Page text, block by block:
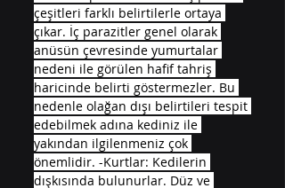
çeşitleri farklı belirtilerle ortaya
çıkar. İç parazitler genel olarak
anüsün çevresinde yumurtalar
nedeni ile görülen hafif tahriş
haricinde belirti göstermezler. Bu
nedenle olağan dışı belirtileri tespit
edebilmek adına kediniz ile
yakından ilgilenmeniz çok
önemlidir. -Kurtlar: Kedilerin
dışkısında bulunurlar. Düz ve